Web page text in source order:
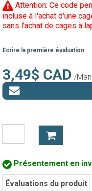
Attention: Ce code
incluse à l'achat d'une
sans l'achat de cages à
Écrire la première évaluation
3,49$ CAD /
Présentement en
Évaluations du produit